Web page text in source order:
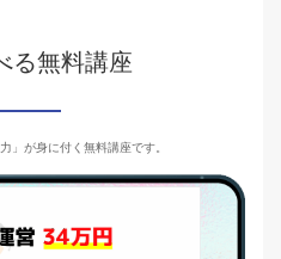
る無料講座
」が身に付く無料講座です。